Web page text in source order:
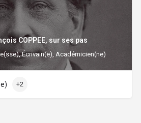
Artiste peintre
COPPEE, sur ses pas
Écrivain(e), Académicien(ne)
+2